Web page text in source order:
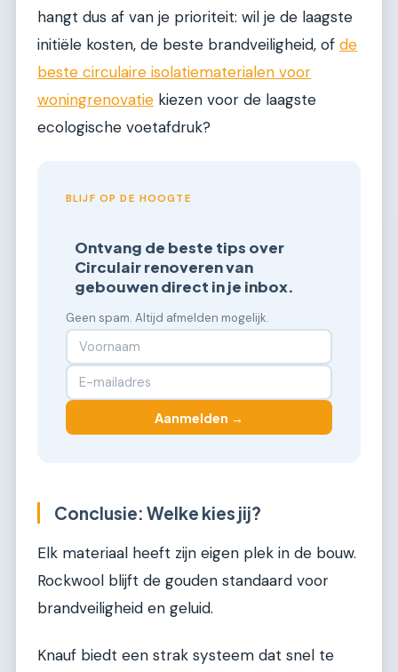
hangt dus af van je prioriteit: wil je de laagste
initiële kosten, de beste brandveiligheid, of de
beste circulaire isolatiematerialen voor
woningrenovatie kiezen voor de laagste
ecologische voetafdruk?
BLIJF OP DE HOOGTE
Ontvang de beste tips over
Circulair renoveren van
gebouwen direct in je inbox.
Geen spam. Altijd afmelden mogelijk.
Aanmelden →
Conclusie: Welke kies jij?
Elk materiaal heeft zijn eigen plek in de bouw.
Rockwool blijft de gouden standaard voor
brandveiligheid en geluid.
Knauf biedt een strak systeem dat snel te